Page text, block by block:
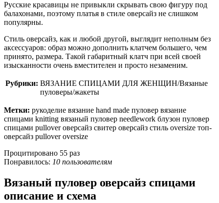
Русские красавицы не привыкли скрывать свою фигуру под
балахонами, поэтому платья в стиле оверсайз не слишком
популярны.
Стиль оверсайз, как и любой другой, выглядит неполным без
аксессуаров: образ можно дополнить клатчем большего, чем
принято, размера. Такой габаритный клатч при всей своей
изысканности очень вместителен и просто незаменим.
Рубрики: ВЯЗАНИЕ СПИЦАМИ ДЛЯ ЖЕНЩИН/Вязаные
пуловеры/жакеты
Метки: рукоделие вязание hand made пуловер вязание
спицами knitting вязаный пуловер needlework блузон пуловер
спицами pullover оверсайз свитер оверсайз стиль oversize топ-
оверсайз pullover oversize
Процитировано 55 раз
Понравилось: 10 пользователям
Вязаный пуловер оверсайз спицами
описание и схема